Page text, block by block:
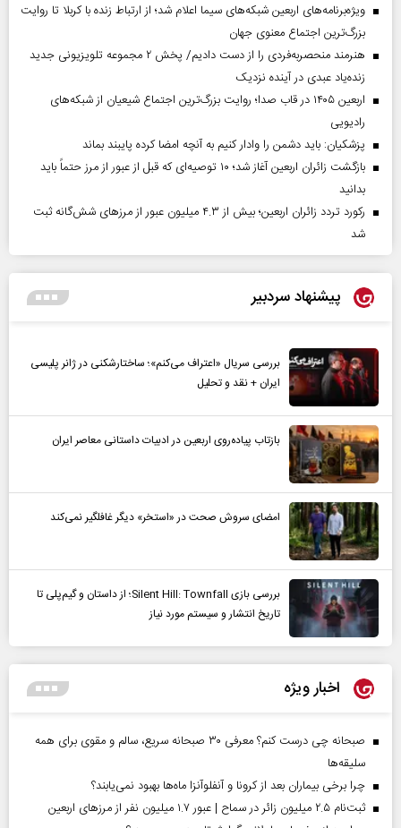
ویژه‌برنامه‌های اربعین شبکه‌های سیما اعلام شد؛ از ارتباط زنده با کربلا تا روایت
بزرگ‌ترین اجتماع معنوی جهان
هنرمند منحصر‌به‌فردی را از دست دادیم/ پخش ۲ مجموعه تلویزیونی جدید
زنده‌یاد عبدی در آینده نزدیک
اربعین ۱۴۰۵ در قاب صدا؛ روایت بزرگ‌ترین اجتماع شیعیان از شبکه‌های
رادیویی
پزشکیان: باید دشمن را وادار کنیم به آنچه امضا کرده پایبند بماند
بازگشت زائران اربعین آغاز شد؛ ۱۰ توصیه‌ای که قبل از عبور از مرز حتماً باید
بدانید
رکورد تردد زائران اربعین؛ بیش از ۴.۳ میلیون عبور از مرزهای شش‌گانه ثبت
شد
پیشنهاد سردبیر
بررسی سریال «اعتراف می‌کنم»؛ ساختارشکنی در ژانر پلیسی
ایران + نقد و تحلیل
بازتاب پیاده‌روی اربعین در ادبیات داستانی معاصر ایران
امضای سروش صحت در «استخر» دیگر غافلگیر نمی‌کند
بررسی بازی Silent Hill: Townfall؛ از داستان و گیم‌پلی تا
تاریخ انتشار و سیستم مورد نیاز
اخبار ویژه
صبحانه چی درست کنم؟ معرفی ۳۰ صبحانه سریع، سالم و مقوی برای همه
سلیقه‌ها
چرا برخی بیماران بعد از کرونا و آنفلوآنزا ماه‌ها بهبود نمی‌یابند؟
ثبت‌نام ۲.۵ میلیون زائر در سماح | عبور ۱.۷ میلیون نفر از مرز‌های اربعین